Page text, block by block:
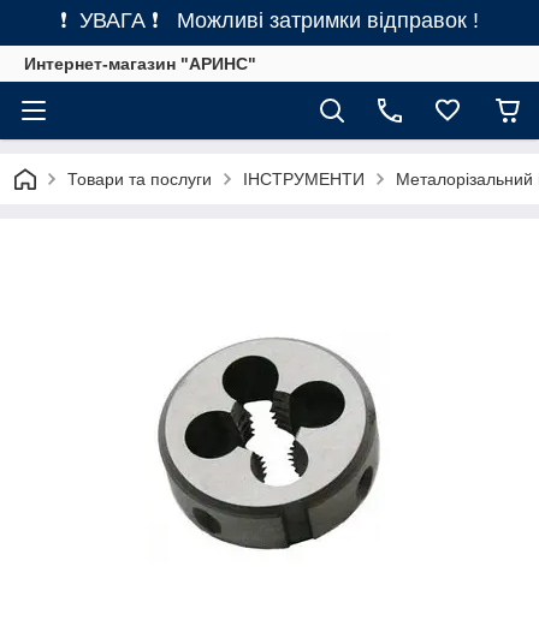
❗ УВАГА ❗ Можливі затримки відправок !
Интернет-магазин "АРИНС"
Товари та послуги ІНСТРУМЕНТИ Металорізальний